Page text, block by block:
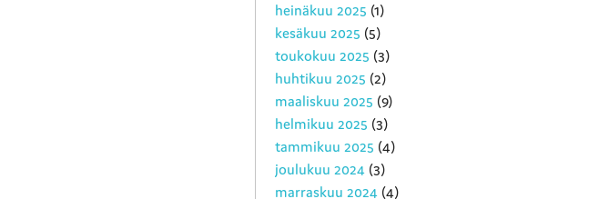
heinäkuu 2025 (1)
kesäkuu 2025 (5)
toukokuu 2025 (3)
huhtikuu 2025 (2)
maaliskuu 2025 (9)
helmikuu 2025 (3)
tammikuu 2025 (4)
joulukuu 2024 (3)
marraskuu 2024 (4)